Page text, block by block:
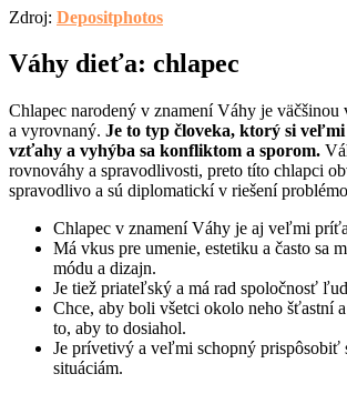
Zdroj: Depositphotos
Váhy dieťa: chlapec
Chlapec narodený v znamení Váhy je
a vyrovnaný. Je to typ človeka, ktorý si
vzťahy a vyhýba sa konfliktom a sporom.
rovnováhy a spravodlivosti, preto títo chlapci
spravodlivo a sú diplomatickí v riešení
Chlapec v znamení Váhy je aj veľmi
Má vkus pre umenie, estetiku a často sa
módu a dizajn.
Je tiež priateľský a má rad spoločnosť
Chce, aby boli všetci okolo neho šťastní
to, aby to dosiahol.
Je prívetivý a veľmi schopný prispôsobiť
situáciám.